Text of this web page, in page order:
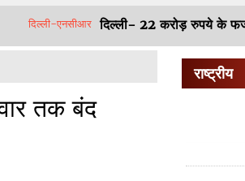
दिल्ली-एनसीआर दिल्ली- 22 करोड़ रुपये के फर्जी
तक बंद
राष्ट्रीय